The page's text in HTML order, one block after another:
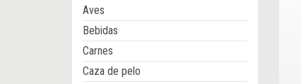
Aves
Bebidas
Carnes
Caza de pelo